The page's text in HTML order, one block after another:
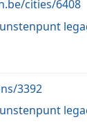
cities/6408
3392